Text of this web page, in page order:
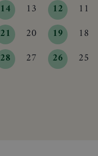
11
12
13
14
18
19
20
21
25
26
27
28